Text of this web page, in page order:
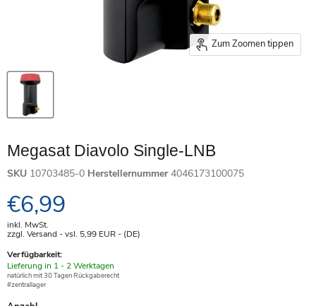
Zum Zoomen tippen
Megasat Diavolo Single-LNB
SKU 10703485-0 Herstellernummer 4046173100075
Aktueller Preis
€6,99
inkl. MwSt.
zzgl. Versand - vsl. 5,99 EUR- (DE)
Verfügbarkeit:
Verfügbar
-
Lieferung in 1 - 2 Werktagen
natürlich mit 30 Tagen Rückgaberecht
#zentrallager